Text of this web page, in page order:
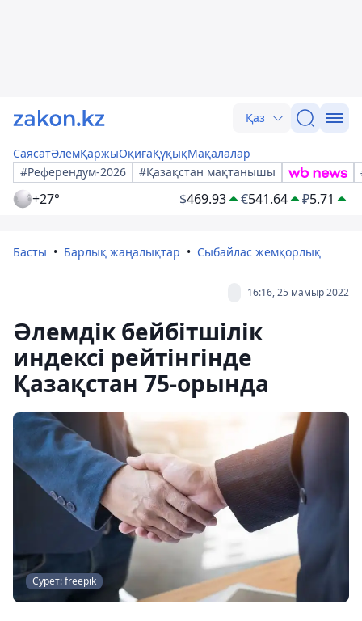
Қаз
СаясатӘлемҚаржыОқиғаҚұқықМақалалар
#Референдум-2026
#Қазақстан мақтанышы
+27° $469.93 €541.64 ₽5.71
Басты Барлық жаңалықтар Сыбайлас жемқорлық
16:16, 25 мамыр 2022
Әлемдік бейбітшілік
индексі рейтінгінде
Қазақстан 75-орында
Сурет: freepik